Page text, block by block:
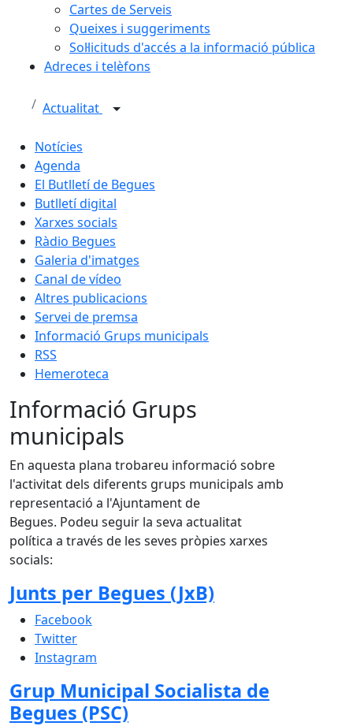
Cartes de Serveis
Queixes i suggeriments
Sol·licituds d'accés a la informació pública
Adreces i telèfons
Actualitat
Notícies
Agenda
El Butlletí de Begues
Butlletí digital
Xarxes socials
Ràdio Begues
Galeria d'imatges
Canal de vídeo
Altres publicacions
Servei de premsa
Informació Grups municipals
RSS
Hemeroteca
Informació Grups
municipals
En aquesta plana trobareu informació sobre
l'activitat dels diferents grups municipals amb
representació a l'Ajuntament de
Begues. Podeu seguir la seva actualitat
política a través de les seves pròpies xarxes
socials:
Junts per Begues (JxB)
Facebook
Twitter
Instagram
Grup Municipal Socialista de
Begues (PSC)